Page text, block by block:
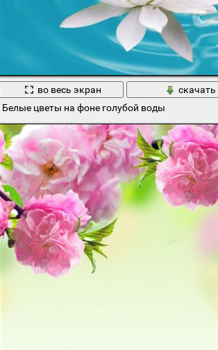
во весь экран
скачать
Белые цветы на фоне голубой воды